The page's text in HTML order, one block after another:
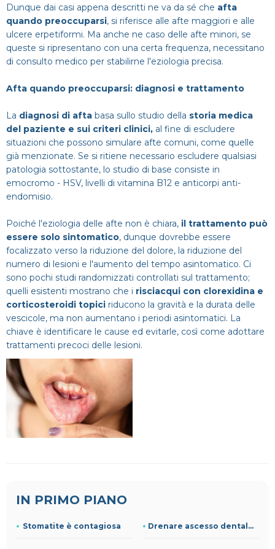
Dunque dai casi appena descritti ne va da sé che afta
quando preoccuparsi, si riferisce alle afte maggiori e alle
ulcere erpetiformi. Ma anche ne caso delle afte minori, se
queste si ripresentano con una certa frequenza, necessitano
di consulto medico per stabilirne l'eziologia precisa.
Afta quando preoccuparsi: diagnosi e trattamento
La diagnosi di afta basa sullo studio della storia medica
del paziente e sui criteri clinici, al fine di escludere
situazioni che possono simulare afte comuni, come quelle
già menzionate. Se si ritiene necessario escludere qualsiasi
patologia sottostante, lo studio di base consiste in
emocromo - HSV, livelli di vitamina B12 e anticorpi anti-
endomisio.
Poiché l'eziologia delle afte non è chiara, il trattamento può
essere solo sintomatico, dunque dovrebbe essere
focalizzato verso la riduzione del dolore, la riduzione del
numero di lesioni e l'aumento del tempo asintomatico. Ci
sono pochi studi randomizzati controllati sul trattamento;
quelli esistenti mostrano che i risciacqui con clorexidina e
corticosteroidi topici riducono la gravità e la durata delle
vescicole, ma non aumentano i periodi asintomatici. La
chiave è identificare le cause ed evitarle, così come adottare
trattamenti precoci delle lesioni.
IN PRIMO PIANO
Stomatite è contagiosa Drenare ascesso dentale a casa